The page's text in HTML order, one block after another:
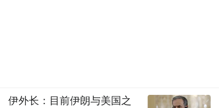
伊外长：目前伊朗与美国之